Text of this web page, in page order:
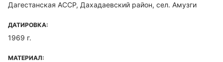
Дагестанская ACCP, Дахадаевский район, сел. Амузги
ДАТИРОВКА:
1969 г.
МАТЕРИАЛ: